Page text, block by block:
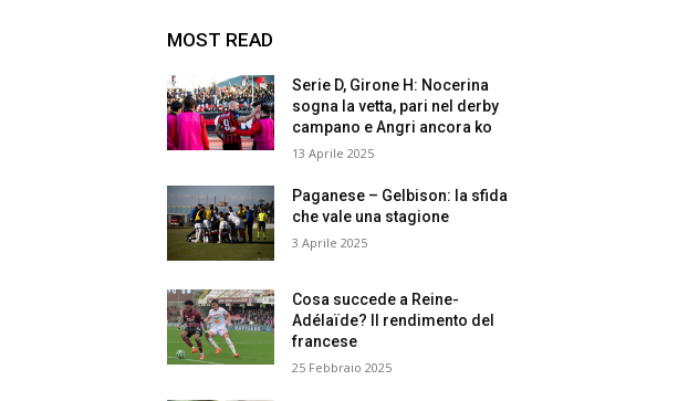
MOST READ
Serie D, Girone H: Nocerina
sogna la vetta, pari nel derby
campano e Angri ancora ko
13 Aprile 2025
Paganese – Gelbison: la sfida
che vale una stagione
3 Aprile 2025
Cosa succede a Reine-
Adélaïde? Il rendimento del
francese
25 Febbraio 2025